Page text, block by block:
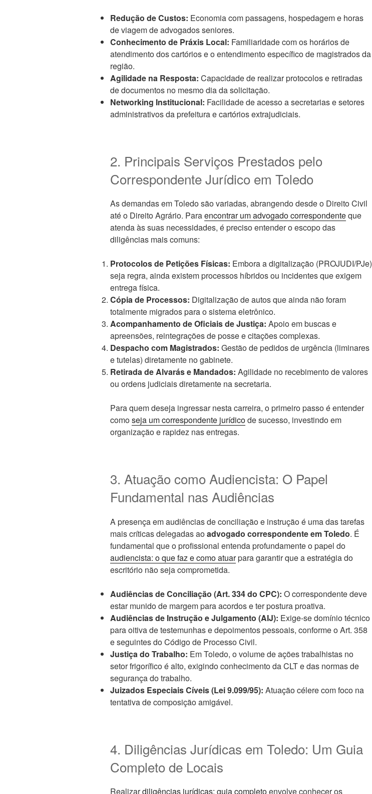
Redução de Custos: Economia com passagens, hospedagem e horas
de viagem de advogados seniores.
Conhecimento de Práxis Local: Familiaridade com os horários de
atendimento dos cartórios e o entendimento específico de magistrados da
região.
Agilidade na Resposta: Capacidade de realizar protocolos e retiradas
de documentos no mesmo dia da solicitação.
Networking Institucional: Facilidade de acesso a secretarias e setores
administrativos da prefeitura e cartórios extrajudiciais.
2. Principais Serviços Prestados pelo
Correspondente Jurídico em Toledo
As demandas em Toledo são variadas, abrangendo desde o Direito Civil
até o Direito Agrário. Paraencontrar um advogado correspondenteque
atenda às suas necessidades, é preciso entender o escopo das
diligências mais comuns:
Protocolos de Petições Físicas: Embora a digitalização (PROJUDI/PJe)
seja regra, ainda existem processos híbridos ou incidentes que exigem
entrega física.
Cópia de Processos: Digitalização de autos que ainda não foram
totalmente migrados para o sistema eletrônico.
Acompanhamento de Oficiais de Justiça: Apoio em buscas e
apreensões, reintegrações de posse e citações complexas.
Despacho com Magistrados: Gestão de pedidos de urgência (liminares
e tutelas) diretamente no gabinete.
Retirada de Alvarás e Mandados: Agilidade no recebimento de valores
ou ordens judiciais diretamente na secretaria.
Para quem deseja ingressar nesta carreira, o primeiro passo é entender
comoseja um correspondente jurídicode sucesso, investindo em
organização e rapidez nas entregas.
3. Atuação como Audiencista: O Papel
Fundamental nas Audiências
A presença em audiências de conciliação e instrução é uma das tarefas
mais críticas delegadas aoadvogado correspondente em Toledo. É
fundamental que o profissional entenda profundamente o papel do
audiencista: o que faz e como atuarpara garantir que a estratégia do
escritório não seja comprometida.
Audiências de Conciliação (Art. 334 do CPC): O correspondente deve
estar munido de margem para acordos e ter postura proativa.
Audiências de Instrução e Julgamento (AIJ): Exige-se domínio técnico
para oitiva de testemunhas e depoimentos pessoais, conforme o Art. 358
e seguintes do Código de Processo Civil.
Justiça do Trabalho: Em Toledo, o volume de ações trabalhistas no
setor frigorífico é alto, exigindo conhecimento da CLT e das normas de
segurança do trabalho.
Juizados Especiais Cíveis (Lei 9.099/95): Atuação célere com foco na
tentativa de composição amigável.
4. Diligências Jurídicas em Toledo: Um Guia
Completo de Locais
Realizardiligências jurídicas: guia completoenvolve conhecer os